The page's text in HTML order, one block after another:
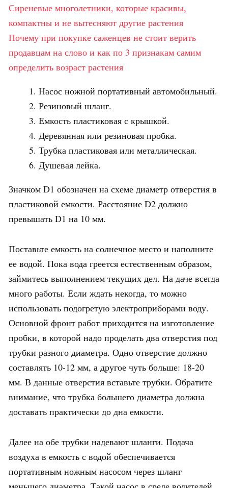
Сиреневые многолетники, которые красивы,
компактны и не вытесняют другие растения
Почему при покупке саженцев не стоит верить
продавцам на слово и как по 3 признакам самим
определить возраст растения
Насос ножной портативный автомобильный.
Резиновый шланг.
Емкость пластиковая с крышкой.
Деревянная или резиновая пробка.
Трубка пластиковая или металлическая.
Душевая лейка.
Значком D1 обозначен на схеме диаметр отверстия в
пластиковой емкости. Расстояние D2 должно
превышать D1 на 10 мм.
Поставьте емкость на солнечное место и наполните
ее водой. Пока вода греется естественным образом,
займитесь выполнением текущих дел. На даче всегда
много работы. Если ждать некогда, то можно
использовать подогретую электроприборами воду.
Основной фронт работ приходится на изготовление
пробки, в которой надо проделать два отверстия под
трубки разного диаметра. Одно отверстие должно
составлять 10-12 мм, а другое чуть больше: 18-20
мм. В данные отверстия вставьте трубки. Обратите
внимание, что трубка большего диаметра должна
доставать практически до дна емкости.
Далее на обе трубки надевают шланги. Подача
воздуха в емкость с водой обеспечивается
портативным ножным насосом через шланг